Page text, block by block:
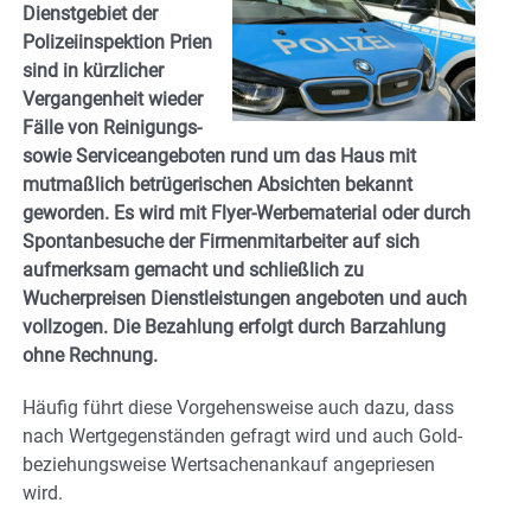
Dienstgebiet der
Polizeiinspektion Prien
sind in kürzlicher
Vergangenheit wieder
Fälle von Reinigungs-
sowie Serviceangeboten rund um das Haus mit
mutmaßlich betrügerischen Absichten bekannt
geworden. Es wird mit Flyer-Werbematerial oder durch
Spontanbesuche der Firmenmitarbeiter auf sich
aufmerksam gemacht und schließlich zu
Wucherpreisen Dienstleistungen angeboten und auch
vollzogen. Die Bezahlung erfolgt durch Barzahlung
ohne Rechnung.
Häufig führt diese Vorgehensweise auch dazu, dass
nach Wertgegenständen gefragt wird und auch Gold-
beziehungsweise Wertsachenankauf angepriesen
wird.